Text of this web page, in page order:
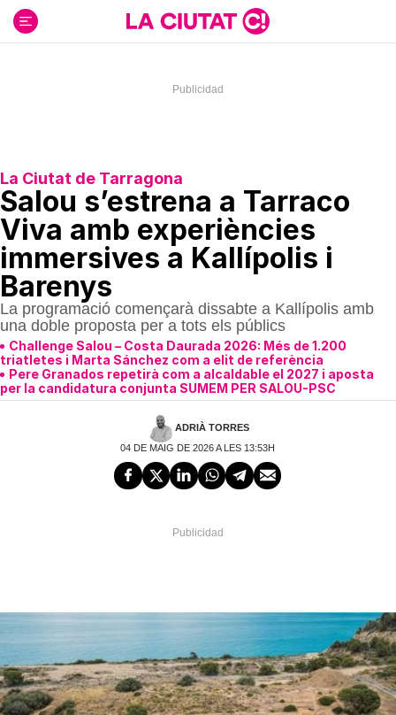
contenido
La Ciutat de Tarragona
Salou s’estrena a Tarraco
Viva amb experiències
immersives a Kallípolis i
Barenys
La programació començarà dissabte a Kallípolis amb
una doble proposta per a tots els públics
Challenge Salou – Costa Daurada 2026: Més de 1.200
triatletes i Marta Sánchez com a elit de referència
Pere Granados repetirà com a alcaldable el 2027 i aposta
per la candidatura conjunta SUMEM PER SALOU-PSC
ADRIÀ TORRES
04 DE MAIG DE 2026 A LES 13:53H